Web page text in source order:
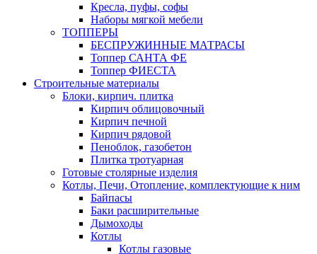
Кресла, пуфы, софы
Наборы мягкой мебели
ТОППЕРЫ
БЕСПРУЖИННЫЕ МАТРАСЫ
Топпер САНТА ФЕ
Топпер ФИЕСТА
Строительные материалы
Блоки, кирпич. плитка
Кирпич облицовочный
Кирпич печной
Кирпич рядовой
Пеноблок, газобетон
Плитка тротуарная
Готовые столярные изделия
Котлы, Печи, Отопление, комплектующие к ним
Байпасы
Баки расширительные
Дымоходы
Котлы
Котлы газовые